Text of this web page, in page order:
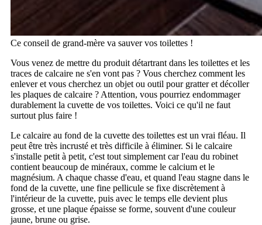
Ce conseil de grand-mère va sauver vos toilettes !
Vous venez de mettre du produit détartrant dans les toilettes et les
traces de calcaire ne s'en vont pas ? Vous cherchez comment les
enlever et vous cherchez un objet ou outil pour gratter et décoller
les plaques de calcaire ? Attention, vous pourriez endommager
durablement la cuvette de vos toilettes. Voici ce qu'il ne faut
surtout plus faire !
Le calcaire au fond de la cuvette des toilettes est un vrai fléau. Il
peut être très incrusté et très difficile à éliminer. Si le calcaire
s'installe petit à petit, c'est tout simplement car l'eau du robinet
contient beaucoup de minéraux, comme le calcium et le
magnésium. A chaque chasse d'eau, et quand l'eau stagne dans le
fond de la cuvette, une fine pellicule se fixe discrètement à
l'intérieur de la cuvette, puis avec le temps elle devient plus
grosse, et une plaque épaisse se forme, souvent d'une couleur
jaune, brune ou grise.